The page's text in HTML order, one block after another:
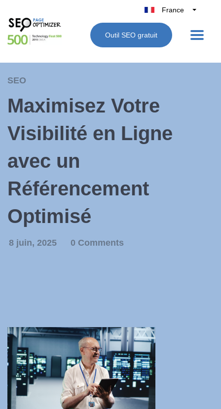
France
Belgique
België
Outil SEO gratuit
SEO
Maximisez Votre
Visibilité en Ligne
avec un
Référencement
Optimisé
8 juin, 2025 0 Comments